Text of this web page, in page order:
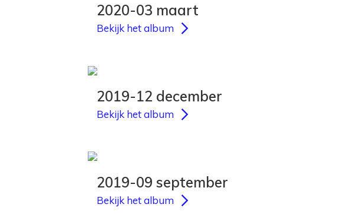
2020-03 maart
Bekijk het album
2019-12 december
Bekijk het album
2019-09 september
Bekijk het album